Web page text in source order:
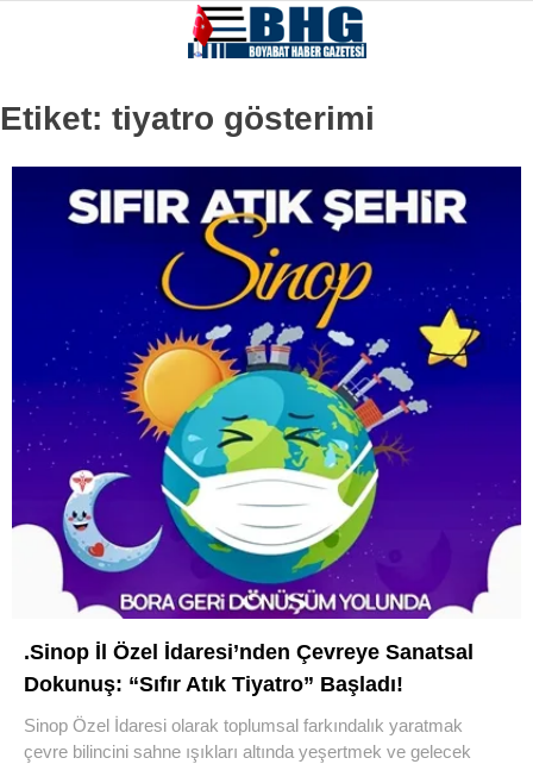
Etiket: tiyatro gösterimi
.Sinop İl Özel İdaresi’nden Çevreye Sanatsal
Dokunuş: “Sıfır Atık Tiyatro” Başladı!
Sinop Özel İdaresi olarak toplumsal farkındalık yaratmak
çevre bilincini sahne ışıkları altında yeşertmek ve gelecek